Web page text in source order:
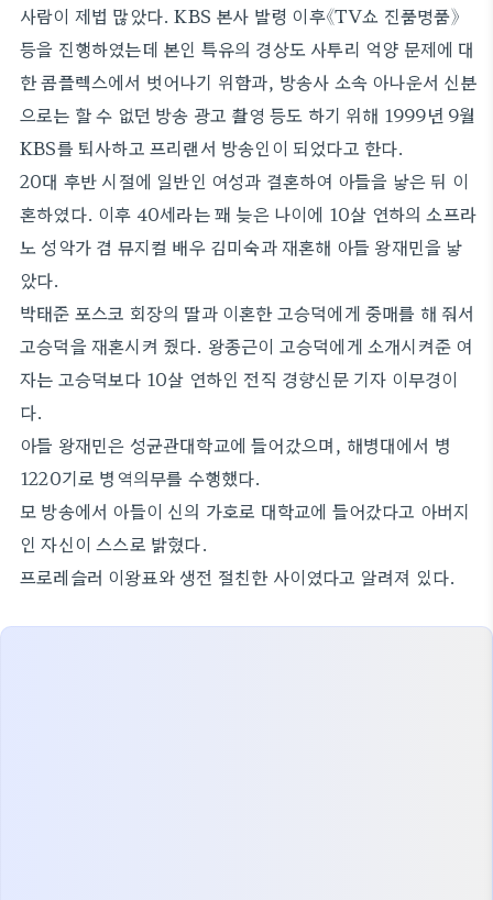
사람이 제법 많았다. KBS 본사 발령 이후《TV쇼 진품명품》
등을 진행하였는데 본인 특유의 경상도 사투리 억양 문제에 대
한 콤플렉스에서 벗어나기 위함과, 방송사 소속 아나운서 신분
으로는 할 수 없던 방송 광고 촬영 등도 하기 위해 1999년 9월
KBS를 퇴사하고 프리랜서 방송인이 되었다고 한다.
20대 후반 시절에 일반인 여성과 결혼하여 아들을 낳은 뒤 이
혼하였다. 이후 40세라는 꽤 늦은 나이에 10살 연하의 소프라
노 성악가 겸 뮤지컬 배우 김미숙과 재혼해 아들 왕재민을 낳
았다.
박태준 포스코 회장의 딸과 이혼한 고승덕에게 중매를 해 줘서
고승덕을 재혼시켜 줬다. 왕종근이 고승덕에게 소개시켜준 여
자는 고승덕보다 10살 연하인 전직 경향신문 기자 이무경이
다.
아들 왕재민은 성균관대학교에 들어갔으며, 해병대에서 병
1220기로 병역의무를 수행했다.
모 방송에서 아들이 신의 가호로 대학교에 들어갔다고 아버지
인 자신이 스스로 밝혔다.
프로레슬러 이왕표와 생전 절친한 사이였다고 알려져 있다.